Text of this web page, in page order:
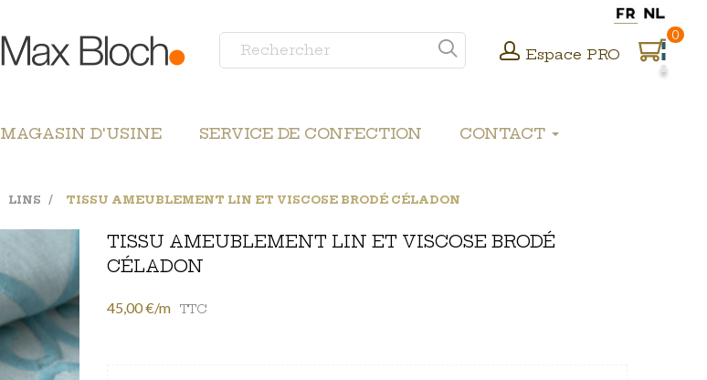
Espace PRO
0
MAGASIN D'USINE SERVICE DE CONFECTION CONTACT
LINS TISSU AMEUBLEMENT LIN ET VISCOSE BRODÉ CÉLADON
TISSU AMEUBLEMENT LIN ET VISCOSE BRODÉ
CÉLADON
45,00 €/m TTC